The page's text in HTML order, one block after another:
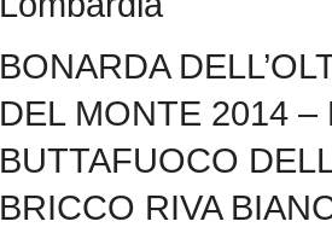
BONARDA
DEL MONTE 2014 –
BUTTAFUOCO
BRICCO RIVA